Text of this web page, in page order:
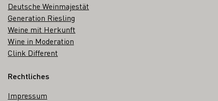
Deutsche Weinmajestät
Generation Riesling
Weine mit Herkunft
Wine in Moderation
Clink Different
Rechtliches
Impressum